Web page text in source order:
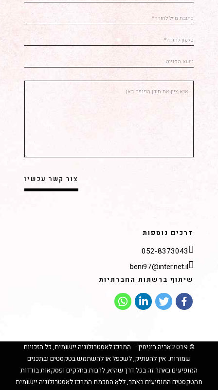
דרכים נוספות
052-8373043
beni97@inter.net.il
שיתוף ברשתות החברתיות
© 2019 אביה בינימין – המרכז לאסטרולוגיה יישומית, כל הזכויות
שמורות. אין להעתיק, לשכפל או להשתמש בטקסטים ובתכנים
המופיעים באתר זה בכל דרך שהיא, לרבות בחלקים ופסקאות בודדות
מהטקסטים המופיעים באתר, ללא הסכמת המרכז לאסטרולוגיה יישומית